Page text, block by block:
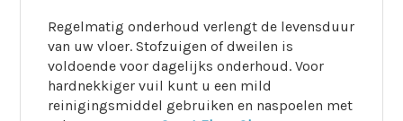
Regelmatig onderhoud verlengt de levensduur
van uw vloer. Stofzuigen of dweilen is
voldoende voor dagelijks onderhoud. Voor
hardnekkiger vuil kunt u een mild
reinigingsmiddel gebruiken en naspoelen met